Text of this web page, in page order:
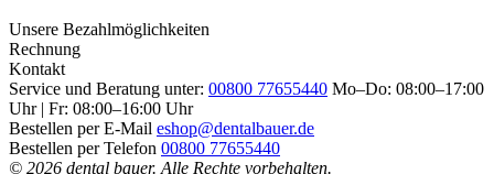
Unsere Bezahlmöglichkeiten
Rechnung
Kontakt
Service und Beratung unter: 00800 77655440 Mo–Do: 08:00–17:00
Uhr | Fr: 08:00–16:00 Uhr
Bestellen per E-Mail eshop@dentalbauer.de
Bestellen per Telefon 00800 77655440
© 2026 dental bauer. Alle Rechte vorbehalten.